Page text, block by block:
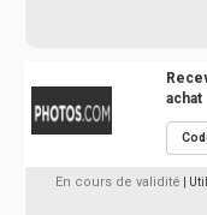
achat
En cours de validité |